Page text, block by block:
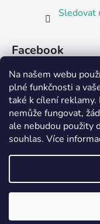
Na našem webu
plné funkčnosti a
také k cílení reklamy.
nemůže fungovat,
ale nebudou použity
souhlas. Více
Sledovat
Facebook